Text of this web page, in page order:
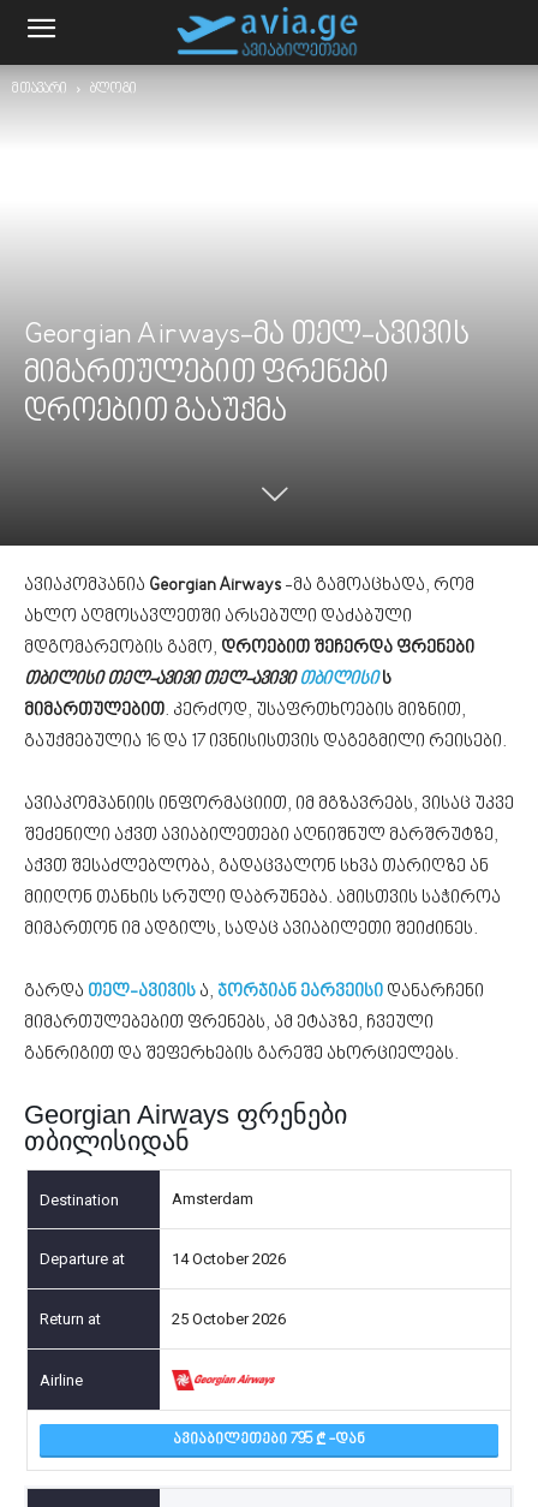
მთავარი ბლოგი
Georgian Airways-მა თელ-ავივის
მიმართულებით ფრენები
დროებით გააუქმა
ავიაკომპანია Georgian Airways -მა გამოაცხადა, რომ
ახლო აღმოსავლეთში არსებული დაძაბული
მდგომარეობის გამო, დროებით შეჩერდა ფრენები
თბილისი თელ-ავივი თელ-ავივითბილისის
მიმართულებით. კერძოდ, უსაფრთხოების მიზნით,
გაუქმებულია 16 და 17 ივნისისთვის დაგეგმილი რეისები.
ავიაკომპანიის ინფორმაციით, იმ მგზავრებს, ვისაც უკვე
შეძენილი აქვთ ავიაბილეთები აღნიშნულ მარშრუტზე,
აქვთ შესაძლებლობა, გადაცვალონ სხვა თარიღზე ან
მიიღონ თანხის სრული დაბრუნება. ამისთვის საჭიროა
მიმართონ იმ ადგილს, სადაც ავიაბილეთი შეიძინეს.
გარდა თელ-ავივის ა, ჯორჯიან ეარვეისი დანარჩენი
მიმართულებებით ფრენებს, ამ ეტაპზე, ჩვეული
განრიგით და შეფერხების გარეშე ახორციელებს.
Georgian Airways ფრენები
თბილისიდან
Amsterdam
14 October 2026
25 October 2026
ᲐᲕᲘᲐᲑᲘᲚᲔᲗᲔᲑᲘ 795 -ᲓᲐᲜ